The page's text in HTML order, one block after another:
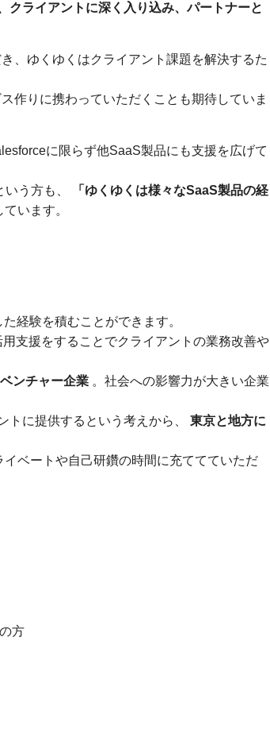
クライアントに深く入り込み、パートナーと
、ゆくゆくはクライアント課題を解決するた
作りに携わっていただくことも期待していま
に限らず他SaaS製品にも支援を広げて
いう方も、
「ゆくゆくは様々なSaaS製品の経
います。
経験を積むことができます。
用支援をすることでクライアントの業務改善や
ンチャー企業 。社会への影響力が大きい企業
トに提供するという考えから、 東京と地方に
イベートや自己研鑽の時間に充ててていただ
方